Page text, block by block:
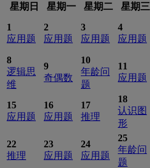
星期日 星期一 星期二 星期三
1
应用题
2
应用题
3
应用题
4
应用题
8
逻辑思
维
9
奇偶数
10
年龄问
题
11
应用题
15
应用题
16
应用题
17
推理
18
认识图
形
22
推理
23
应用题
24
应用题
25
年龄问
题